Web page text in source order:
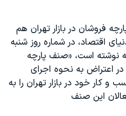
فروشان در بازار تهران هم
اقتصاد، در شماره روز شنبه
نوشته است، «صنف پارچه
اعتراض به نحوه اجرای
و کار خود در بازار تهران را به
این صنف